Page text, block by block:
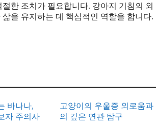
한 조치가 필요합니다. 강아지 기침의 외
을 유지하는 데 핵심적인 역할을 합니다.
바나나,
자 주의사
고양이의 우울증 외로움과
의 깊은 연관 탐구